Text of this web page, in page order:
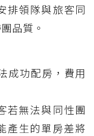
排領隊與旅客同
品質。
成功配房，費用
若無法與同性團
產生的單房差將